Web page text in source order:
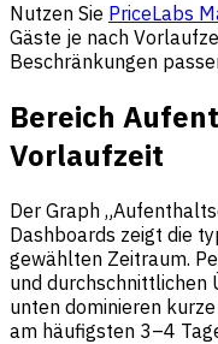
Nutzen Sie PriceLabs
Gäste je nach
Beschränkungen
Bereich
Vorlaufzeit
Der Graph
Dashboards zeigt die
gewählten Zeitraum.
und durchschnittlichen
unten dominieren
am häufigsten 3–4